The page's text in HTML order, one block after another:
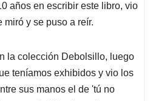
años en escribir este libro, vio
miró y se puso a reír.
la colección Debolsillo, luego
teníamos exhibidos y vio los
sus manos el de 'tú no